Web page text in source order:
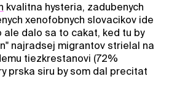
kvalitna hysteria, zadubenych
xenofobnych slovacikov ide
ale dalo sa to cakat, ked tu by
najradsej migrantov strielal na
tiezkrestanovi (72%
prska siru by som dal precitat